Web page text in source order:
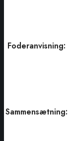
Foderanvisning:
Sammensætning: